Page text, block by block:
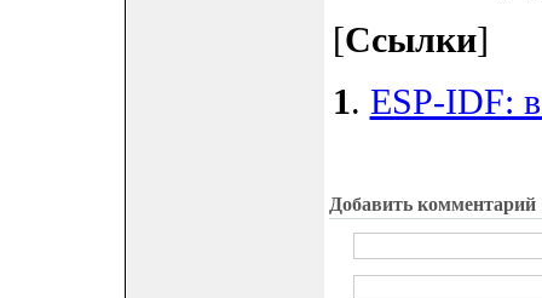
[Ссылки]
1. ESP-IDF:
Добавить комментарий